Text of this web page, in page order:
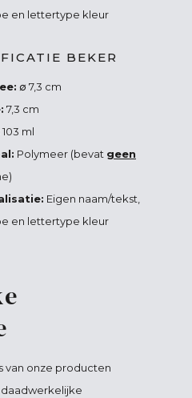
en lettertype kleur
BEKER
∅ 7,3 cm
7,3 cm
103 ml
Polymeer (bevat geen
Eigen naam/tekst,
en lettertype kleur
van onze producten